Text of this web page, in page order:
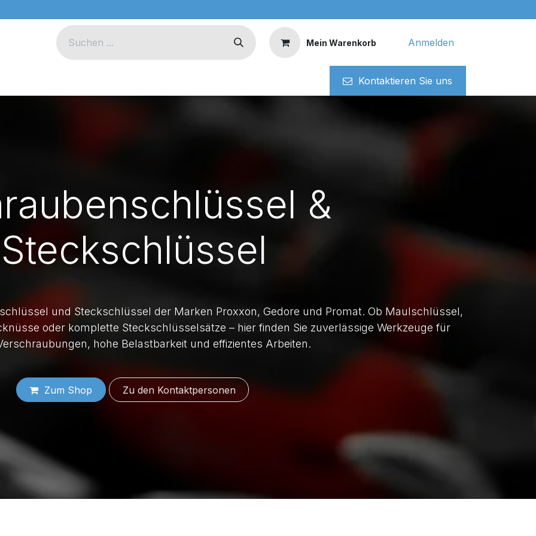
Mein Warenkorb Anmelden
Kontaktieren ​​Si​​e uns
&
Steckschlüssel
und Steckschlüssel der Marken Proxxon, Gedore und Promat. Ob Maulschlüssel,
oder komplette Steckschlüsselsätze – hier finden Sie zuverlässige Werkzeuge für
hohe Belastbarkeit und effizientes Arbeiten.
Zum Shop Zu den Konta​​​​​​​​​​​​ktper​​sonen